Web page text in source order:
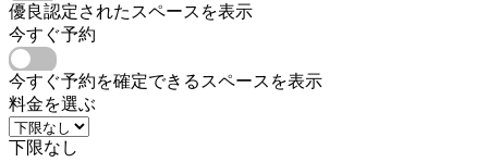
優良認定されたスペースを表示
今すぐ予約
今すぐ予約を確定できるスペースを表示
料金を選ぶ
下限なし